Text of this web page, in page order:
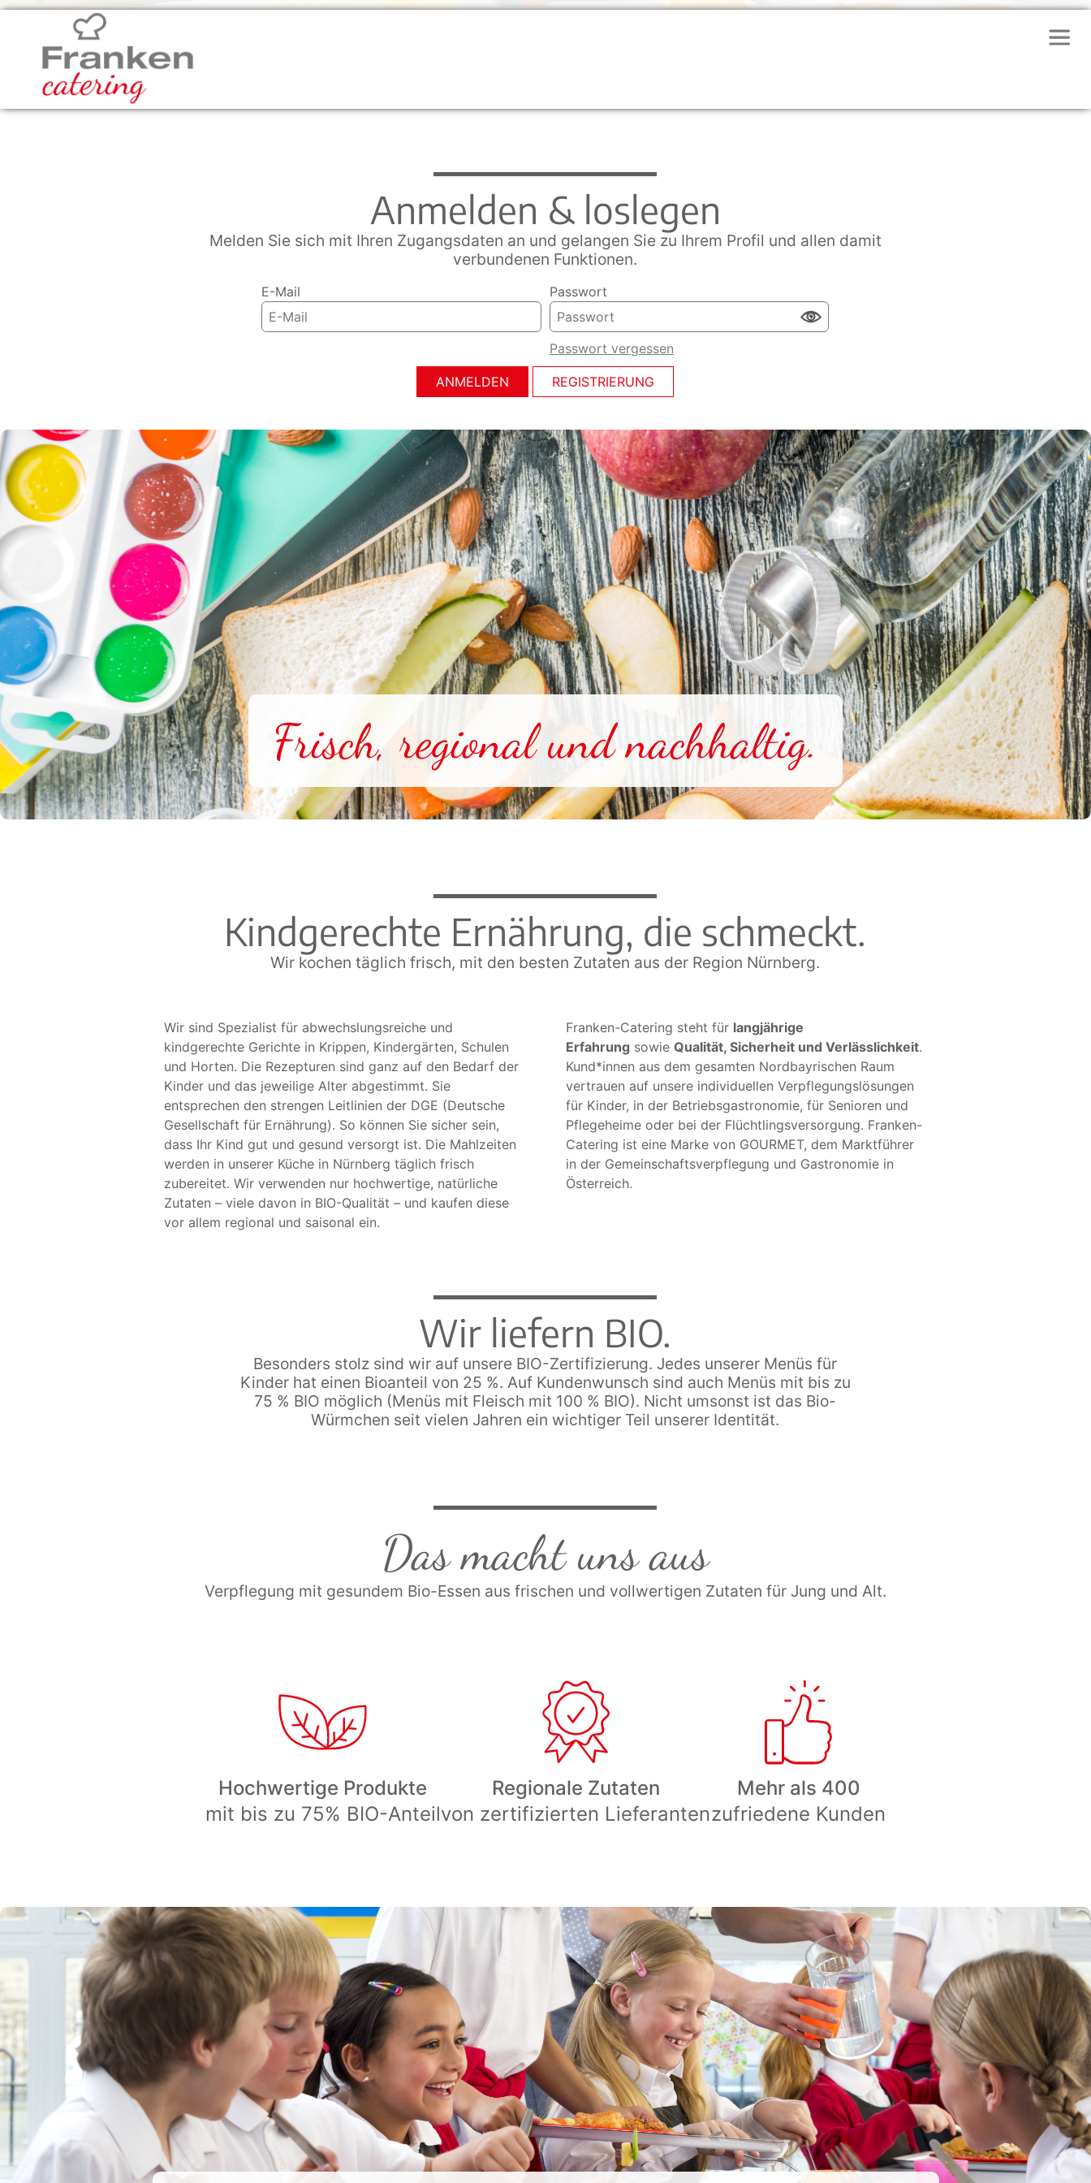
Anmelden & loslegen
Melden Sie sich mit Ihren Zugangsdaten an und gelangen Sie zu Ihrem Profil und allen damit
verbundenen Funktionen.
E-Mail Passwort
Passwort vergessen
ANMELDEN REGISTRIERUNG
Frisch, regional und nachhaltig.
Kindgerechte Ernährung, die schmeckt.
Wir kochen täglich frisch, mit den besten Zutaten aus der Region Nürnberg.
Wir sind Spezialist für abwechslungsreiche und
kindgerechte Gerichte in Krippen, Kindergärten, Schulen
und Horten. Die Rezepturen sind ganz auf den Bedarf der
Kinder und das jeweilige Alter abgestimmt. Sie
entsprechen den strengen Leitlinien der DGE (Deutsche
Gesellschaft für Ernährung). So können Sie sicher sein,
dass Ihr Kind gut und gesund versorgt ist. Die Mahlzeiten
werden in unserer Küche in Nürnberg täglich frisch
zubereitet. Wir verwenden nur hochwertige, natürliche
Zutaten – viele davon in BIO-Qualität – und kaufen diese
vor allem regional und saisonal ein.
Franken-Catering steht für langjährige
Erfahrung sowie Qualität, Sicherheit und Verlässlichkeit.
Kund*innen aus dem gesamten Nordbayrischen Raum
vertrauen auf unsere individuellen Verpflegungslösungen
für Kinder, in der Betriebsgastronomie, für Senioren und
Pflegeheime oder bei der Flüchtlingsversorgung. Franken-
Catering ist eine Marke von GOURMET, dem Marktführer
in der Gemeinschaftsverpflegung und Gastronomie in
Österreich.
Wir liefern BIO.
Besonders stolz sind wir auf unsere BIO-Zertifizierung. Jedes unserer Menüs für
Kinder hat einen Bioanteil von 25 %. Auf Kundenwunsch sind auch Menüs mit bis zu
75 % BIO möglich (Menüs mit Fleisch mit 100 % BIO). Nicht umsonst ist das Bio-
Würmchen seit vielen Jahren ein wichtiger Teil unserer Identität.
Das macht uns aus
Verpflegung mit gesundem Bio-Essen aus frischen und vollwertigen Zutaten für Jung und Alt.
Hochwertige Produkte
mit bis zu 75% BIO-Anteil
Regionale Zutaten
von zertifizierten Lieferanten
Mehr als 400
zufriedene Kunden